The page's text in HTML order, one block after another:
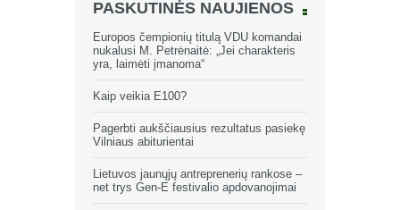
PASKUTINĖS NAUJIENOS
Europos čempionių titulą VDU komandai
nukalusi M. Petrėnaitė: „Jei charakteris
yra, laimėti įmanoma“
Kaip veikia E100?
Pagerbti aukščiausius rezultatus pasiekę
Vilniaus abiturientai
Lietuvos jaunųjų antreprenerių rankose –
net trys Gen-E festivalio apdovanojimai